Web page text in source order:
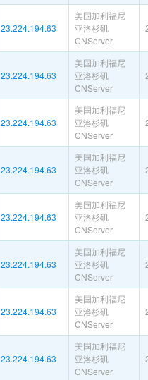
23.224.194.63
美国加利福尼
亚洛杉矶
CNServer
23.224.194.63
美国加利福尼
亚洛杉矶
CNServer
23.224.194.63
美国加利福尼
亚洛杉矶
CNServer
23.224.194.63
美国加利福尼
亚洛杉矶
CNServer
23.224.194.63
美国加利福尼
亚洛杉矶
CNServer
23.224.194.63
美国加利福尼
亚洛杉矶
CNServer
23.224.194.63
美国加利福尼
亚洛杉矶
CNServer
23.224.194.63
美国加利福尼
亚洛杉矶
CNServer